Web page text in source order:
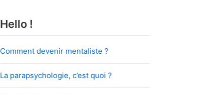
Hello !
Comment devenir mentaliste ?
La parapsychologie, c’est quoi ?